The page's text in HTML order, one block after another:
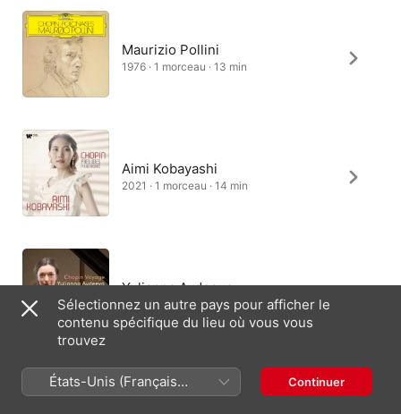
Maurizio Pollini
1976 · 1 morceau · 13 min
Aimi Kobayashi
2021 · 1 morceau · 14 min
Yulianna Avdeeva
2024 · 1 morceau · 13 min
Sélectionnez un autre pays pour afficher le
contenu spécifique du lieu où vous vous
trouvez
États-Unis (Français
France)
Continuer